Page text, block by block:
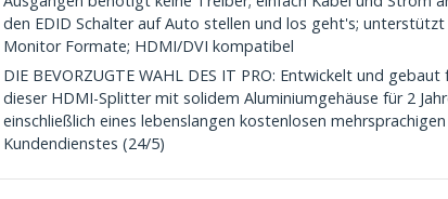
den EDID Schalter auf Auto stellen und los geht's; unterstützt
Monitor Formate; HDMI/DVI kompatibel
DIE BEVORZUGTE WAHL DES IT PRO: Entwickelt und
dieser HDMI-Splitter mit solidem Aluminiumgehäuse für 2
einschließlich eines lebenslangen kostenlosen
Kundendienstes (24/5)